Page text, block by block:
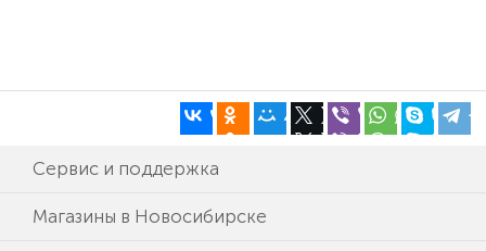
Сервис и поддержка
Магазины в Новосибирске